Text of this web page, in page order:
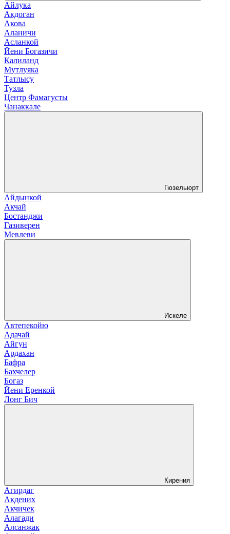
Айлука
Акдоган
Акова
Аланичи
Асланкой
Йени Богазичи
Калиланд
Мутлуяка
Татлысу
Тузла
Центр Фамагусты
Чанаккале
Гюзельюрт
Айдынкой
Акчай
Бостанджи
Газиверен
Мевлеви
Искеле
Автепекойю
Адачай
Айгун
Ардахан
Бафра
Бахчелер
Богаз
Йени Еренкой
Лонг Бич
Кирения
Агирдаг
Акдених
Акчичек
Алагади
Алсанжак